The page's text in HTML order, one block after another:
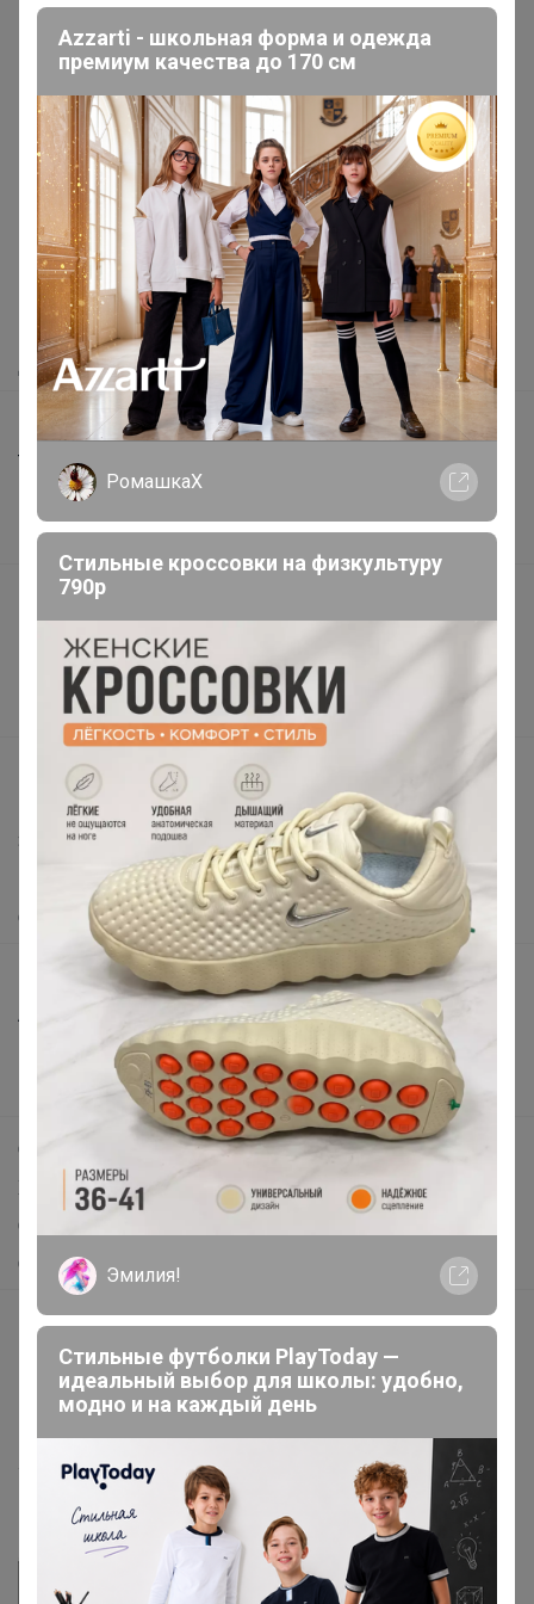
Реклама
Как здесь все устроено?
Как сделать заказ?
Как получить?
Доставка
Шоурумы
Торговые марки
Наша команда
В наличии
Подарочные сертификаты
Реклама на сайте
Поставщикам
Вакансии
support@24-ok.ru
Написать в поддержку
Защита покупателя
О нас
Все предложения
Анонсы
Поддержка альпак
Самое выгодное
Хиты продаж
Самое желанное
Самое быстрое
Начать зарабатывать с 24-ok
Picabox.ru - Лучшее место для ваших изображений
Розыгрыш - Генератор случайных чисел
Пульс нашего маркетплейса
Укорачиватель ссылок
Azzarti - школьная форма и одежда
премиум качества до 170 см
РомашкаХ
Стильные кроссовки на физкультуру
790р
Эмилия!
Стильные футболки PlayToday —
идеальный выбор для школы: удобно,
модно и на каждый день